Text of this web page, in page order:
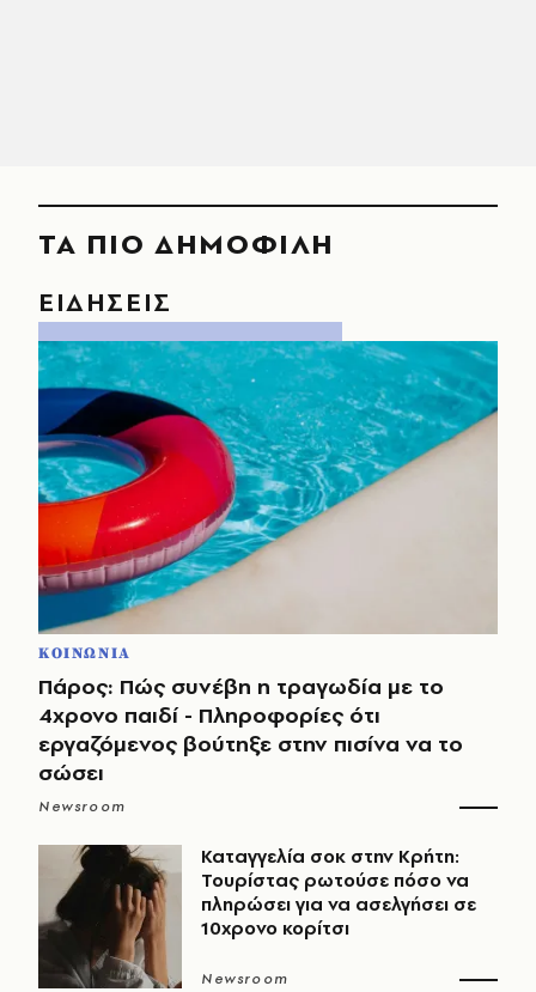
ΤΑ ΠΙΟ ΔΗΜΟΦΙΛΗ
ΕΙΔΗΣΕΙΣ
ΚΟΙΝΩΝΙΑ
Πάρος: Πώς συνέβη η τραγωδία με το
4χρονο παιδί - Πληροφορίες ότι
εργαζόμενος βούτηξε στην πισίνα να το
σώσει
Newsroom
Καταγγελία σοκ στην Κρήτη:
Τουρίστας ρωτούσε πόσο να
πληρώσει για να ασελγήσει σε
10χρονο κορίτσι
Newsroom